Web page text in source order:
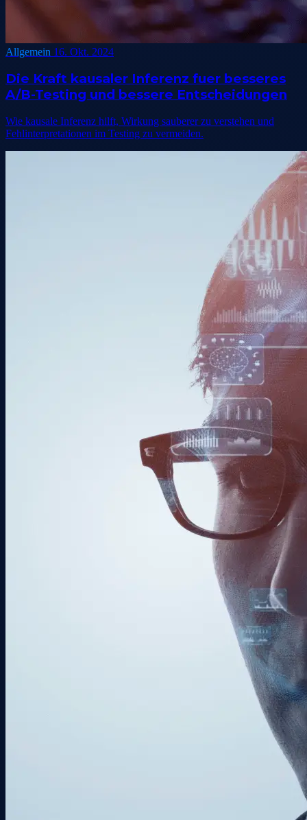
Allgemein 16. Okt. 2024
Die Kraft kausaler Inferenz fuer besseres
A/B-Testing und bessere Entscheidungen
Wie kausale Inferenz hilft, Wirkung sauberer zu verstehen und
Fehlinterpretationen im Testing zu vermeiden.